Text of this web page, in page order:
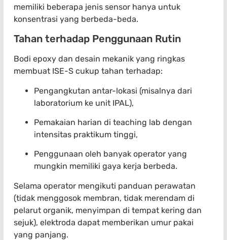
memiliki beberapa jenis sensor hanya untuk
konsentrasi yang berbeda-beda.
Tahan terhadap Penggunaan Rutin
Bodi epoxy dan desain mekanik yang ringkas
membuat ISE-S cukup tahan terhadap:
Pengangkutan antar-lokasi (misalnya dari
laboratorium ke unit IPAL),
Pemakaian harian di teaching lab dengan
intensitas praktikum tinggi,
Penggunaan oleh banyak operator yang
mungkin memiliki gaya kerja berbeda.
Selama operator mengikuti panduan perawatan
(tidak menggosok membran, tidak merendam di
pelarut organik, menyimpan di tempat kering dan
sejuk), elektroda dapat memberikan umur pakai
yang panjang.